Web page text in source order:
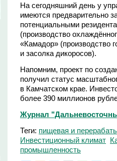
На сегодняшний день у
имеются предварительно
потенциальными
(производство
«Камадор» (производство
и засолка дикоросов).
Напомним, проект по
получил статус
в Камчатском крае.
более 390 миллионов
Журнал
Теги: пищевая и
Инвестиционный климат
промышленность